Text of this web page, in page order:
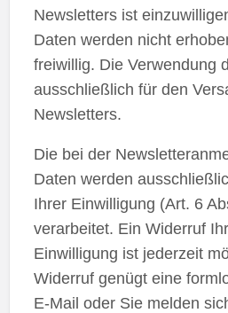
Newsletters ist
Daten werden nicht
freiwillig. Die Verwendung
ausschließlich für den
Newsletters.
Die bei der
Daten werden
Ihrer Einwilligung (Art. 6
verarbeitet. Ein Widerruf
Einwilligung ist jederzeit
Widerruf genügt eine
E-Mail oder Sie melden